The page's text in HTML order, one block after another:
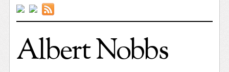
Albert Nobbs